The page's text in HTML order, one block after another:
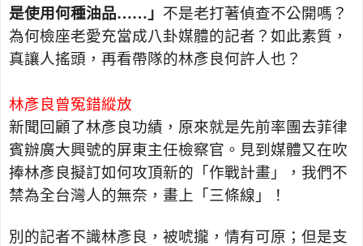
是使用何種油品……」 不是老打著偵查不公開嗎？
為何檢座老愛充當成八卦媒體的記者？如此素質，
真讓人搖頭，再看帶隊的林彥良何許人也？
林彥良曾冤錯縱放
新聞回顧了林彥良功績，原來就是先前率團去菲律
賓辦廣大興號的屏東主任檢察官。見到媒體又在吹
捧林彥良擬訂如何攻頂新的「作戰計畫」，我們不
禁為全台灣人的無奈，畫上「三條線」！
別的記者不識林彥良，被唬攏，情有可原；但是支